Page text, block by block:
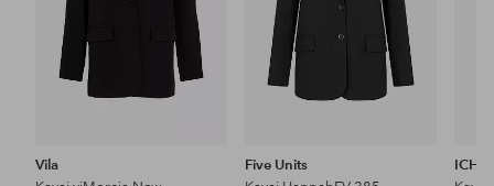
Vila
Five Units
ICHI